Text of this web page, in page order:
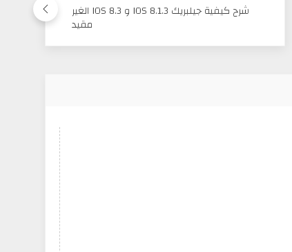
شرح كيفية جيلبريك IOS 8.1.3 و IOS 8.3 الغير
مقيد